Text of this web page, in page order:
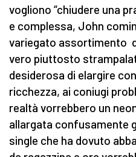
vogliono “chiudere una
e complessa, John
variegato assortimento
vero piuttosto
desiderosa di elargire
ricchezza, ai coniugi
realtà vorrebbero un
allargata confusamente
single che ha dovuto